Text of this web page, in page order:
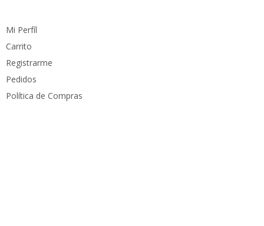
Mi Perfíl
Carrito
Registrarme
Pedidos
Política de Compras